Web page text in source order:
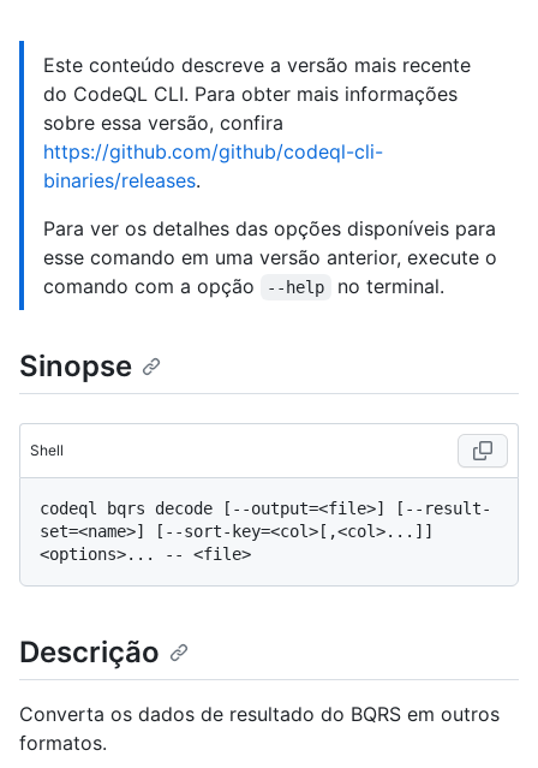
Este conteúdo descreve a versão mais recente
do CodeQL CLI. Para obter mais informações
sobre essa versão, confira
https://github.com/github/codeql-cli-
binaries/releases.
Para ver os detalhes das opções disponíveis para
esse comando em uma versão anterior, execute o
comando com a opção
--help no terminal.
Sinopse
Shell
codeql bqrs decode [--output=<file>] [--result-
set=<name>] [--sort-key=<col>[,<col>...]]
Descrição
Converta os dados de resultado do BQRS em outros
formatos.